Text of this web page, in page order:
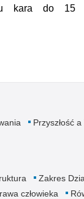
kara do 15
Przyszłość a
Zakres
człowieka